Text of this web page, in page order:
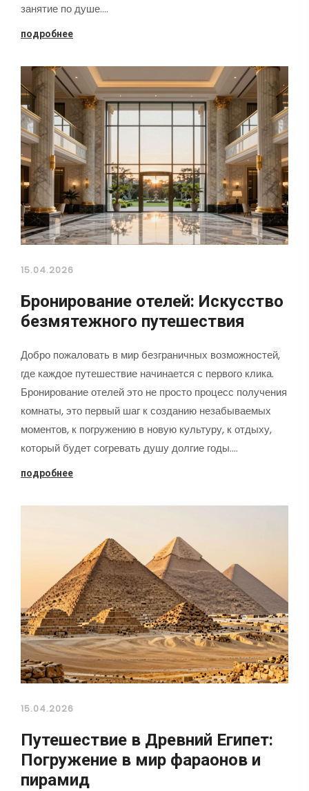
занятие по душе.…
подробнее
15.04.2026
Бронирование отелей: Искусство
безмятежного путешествия
Добро пожаловать в мир безграничных возможностей,
где каждое путешествие начинается с первого клика.
Бронирование отелей это не просто процесс получения
комнаты, это первый шаг к созданию незабываемых
моментов, к погружению в новую культуру, к отдыху,
который будет согревать душу долгие годы.…
подробнее
15.04.2026
Путешествие в Древний Египет:
Погружение в мир фараонов и
пирамид